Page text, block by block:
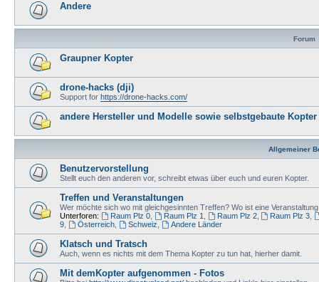
Andere
Forum
Graupner Kopter
drone-hacks (dji)
Support for https://drone-hacks.com/
andere Hersteller und Modelle sowie selbstgebaute Kopter
Allgemeiner
Benutzervorstellung
Stellt euch den anderen vor, schreibt etwas über euch und euren Kopter.
Treffen und Veranstaltungen
Wer möchte sich wo mit gleichgesinnten Treffen? Wo ist eine
Unterforen:
Raum Plz 0, Raum Plz 1 Raum Plz 2, Raum Plz 3
9
Österreich, Schweiz Andere Länder
Klatsch und Tratsch
Auch, wenn es nichts mit dem Thema Kopter zu tun hat, hierher damit.
Mit demKopter aufgenommen - Fotos